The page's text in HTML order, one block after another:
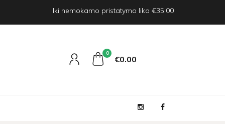
Iki nemokamo pristatymo liko €35.00
0
€0 00